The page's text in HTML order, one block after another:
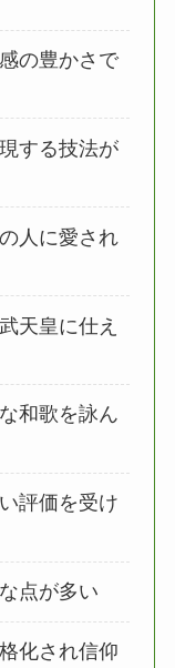
の豊かさで
する技法が
人に愛され
天皇に仕え
和歌を詠ん
評価を受け
点が多い
化され信仰